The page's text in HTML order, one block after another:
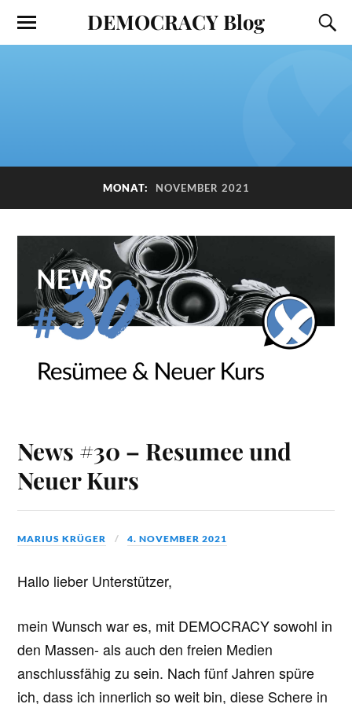
DEMOCRACY Blog
MONAT: NOVEMBER 2021
News #30 – Resumee und
Neuer Kurs
MARIUS KRÜGER 4. NOVEMBER 2021
Hallo lieber Unterstützer,
mein Wunsch war es, mit DEMOCRACY sowohl in
den Massen- als auch den freien Medien
anschlussfähig zu sein. Nach fünf Jahren spüre
ich, dass ich innerlich so weit bin, diese Schere in